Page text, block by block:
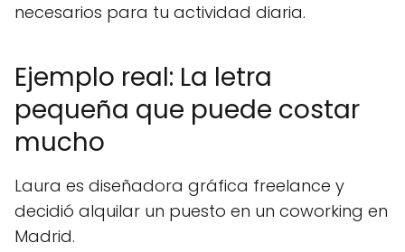
necesarios para tu actividad diaria.
Ejemplo real: La letra
pequeña que puede costar
mucho
Laura es diseñadora gráfica freelance y
decidió alquilar un puesto en un coworking en
Madrid.